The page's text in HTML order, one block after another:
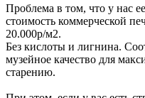
Проблема в том, что у нас
стоимость коммерческой
20.000р/м2.
Без кислоты и лигнина.
музейное качество для
старению.